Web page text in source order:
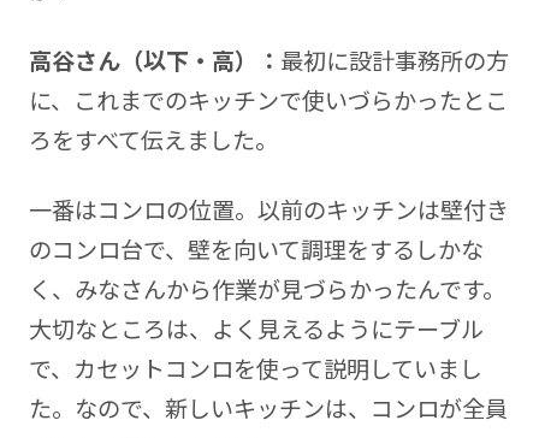
高谷さん（以下・高）： 最初に設計事務所の方
に、これまでのキッチンで使いづらかったとこ
ろをすべて伝えました。
一番はコンロの位置。以前のキッチンは壁付き
のコンロ台で、壁を向いて調理をするしかな
く、みなさんから作業が見づらかったんです。
大切なところは、よく見えるようにテーブル
で、カセットコンロを使って説明していまし
た。なので、新しいキッチンは、コンロが全員